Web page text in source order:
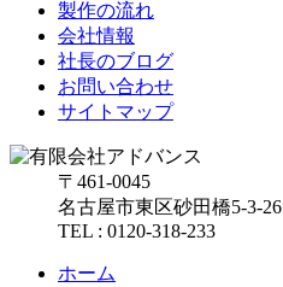
製作の流れ
会社情報
社長のブログ
お問い合わせ
サイトマップ
〒461-0045
名古屋市東区砂田橋5-3-26
TEL : 0120-318-233
ホーム